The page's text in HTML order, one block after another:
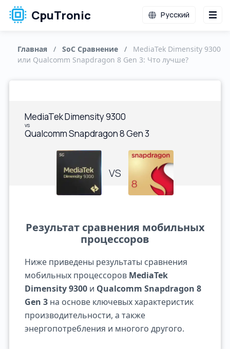
CpuTronic Русский
Главная / SoC Сравнение /
MediaTek Dimensity 9300
или Qualcomm Snapdragon 8 Gen 3: Что лучше?
MediaTek Dimensity 9300
vs
Qualcomm Snapdragon 8 Gen 3
VS
Результат сравнения мобильных
процессоров
Ниже приведены результаты сравнения
мобильных процессоров MediaTek
Dimensity 9300и Qualcomm Snapdragon 8
Gen 3на основе ключевых характеристик
производительности, а также
энергопотребления и многого другого.